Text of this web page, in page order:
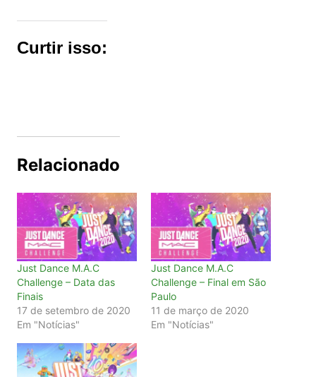
Curtir isso:
Relacionado
Just Dance M.A.C
Challenge – Data das
Finais
17 de setembro de 2020
Em "Notícias"
Just Dance M.A.C
Challenge – Final em São
Paulo
11 de março de 2020
Em "Notícias"